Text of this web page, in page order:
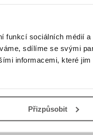
funkcí sociálních médií
sdílíme se svými
informacemi, které
Přizpůsobit